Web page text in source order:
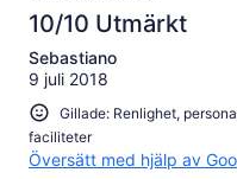
10/10 Utmärkt
Sebastiano
9 juli 2018
Gillade: Renlighet,
faciliteter
Översätt med hjälp av